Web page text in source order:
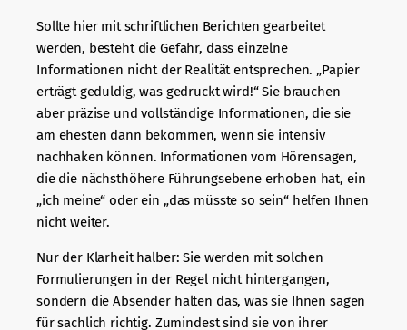
Sollte hier mit schriftlichen Berichten gearbeitet
werden, besteht die Gefahr, dass einzelne
Informationen nicht der Realität entsprechen. „Papier
erträgt geduldig, was gedruckt wird!“ Sie brauchen
aber präzise und vollständige Informationen, die sie
am ehesten dann bekommen, wenn sie intensiv
nachhaken können. Informationen vom Hörensagen,
die die nächsthöhere Führungsebene erhoben hat, ein
„ich meine“ oder ein „das müsste so sein“ helfen Ihnen
nicht weiter.
Nur der Klarheit halber: Sie werden mit solchen
Formulierungen in der Regel nicht hintergangen,
sondern die Absender halten das, was sie Ihnen sagen
für sachlich richtig. Zumindest sind sie von ihrer